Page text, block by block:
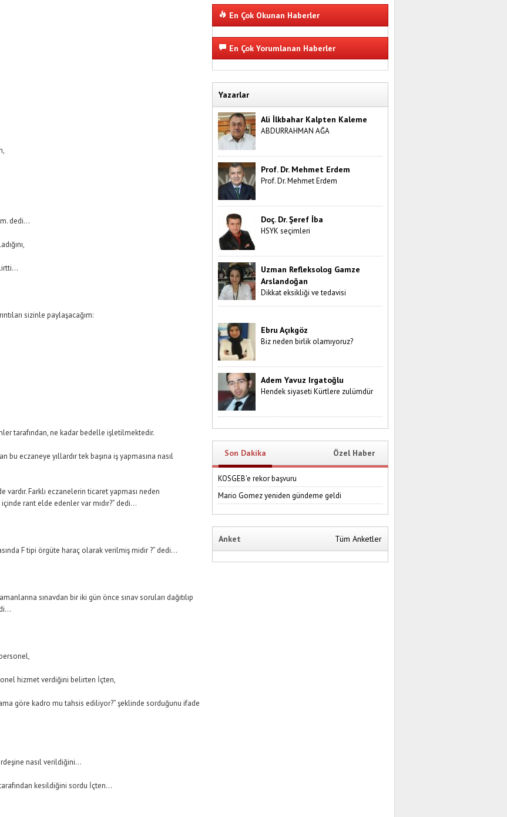
dedi…
sizinle paylaşacağım:
tarafından, ne kadar bedelle işletilmektedir.
eczaneye yıllardır tek başına iş yapmasına nasıl
Farklı eczanelerin ticaret yapması neden
rant elde edenler var mıdır?” dedi…
F tipi örgüte haraç olarak verilmiş midir ?” dedi…
sınavdan bir iki gün önce sınav soruları dağıtılıp
hizmet verdiğini belirten İçten,
göre kadro mu tahsis ediliyor?” şeklinde sorduğunu ifade
nasıl verildiğini…
kesildiğini sordu İçten…
En Çok Okunan Haberler
En Çok Yorumlanan Haberler
Yazarlar
Ali İlkbahar Kalpten Kaleme
ABDURRAHMAN AĞA
Prof. Dr. Mehmet Erdem
Prof. Dr. Mehmet Erdem
Doç. Dr. Şeref İba
HSYK seçimleri
Uzman Refleksolog Gamze
Arslandoğan
Dikkat eksikliği ve tedavisi
Ebru Açıkgöz
Biz neden birlik olamıyoruz?
Adem Yavuz Irgatoğlu
Hendek siyaseti Kürtlere zulümdür
Son Dakika Özel Haber
KOSGEB'e rekor başvuru
Mario Gomez yeniden gündeme geldi
Anket Tüm Anketler